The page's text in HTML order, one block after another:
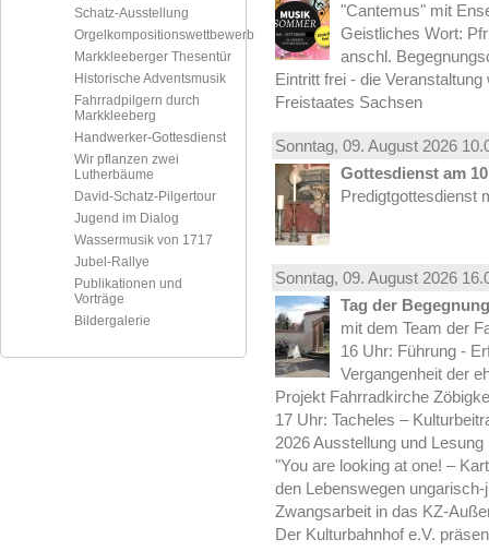
Schatz-Ausstellung
Orgelkompositionswettbewerb
Markkleeberger Thesentür
Historische Adventsmusik
Fahrradpilgern durch
Markkleeberg
Handwerker-Gottesdienst
Wir pflanzen zwei
Lutherbäume
David-Schatz-Pilgertour
Jugend im Dialog
Wassermusik von 1717
Jubel-Rallye
Publikationen und
Vorträge
Bildergalerie
"Cantemus" mit
Geistliches Wort:
anschl.
Eintritt frei - die
Freistaates Sachsen
Sonntag, 09. August 2026
Gottesdienst am
Predigtgottesdienst
Sonntag, 09. August 2026
Tag der
mit dem Team der
16 Uhr: Führung -
Vergangenheit der
Projekt Fahrradkirche
17 Uhr: Tacheles –
2026 Ausstellung und Lesung
"You are looking at one! –
den Lebenswegen
Zwangsarbeit in das KZ-
Der Kulturbahnhof e.V.